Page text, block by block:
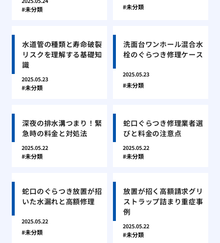
未分類 未分類
水道管の種類と寿命破裂
リスクを理解する基礎知
識
2025.05.23
未分類
洗面台ワンホール混合水
栓のぐらつき修理ケース
2025.05.23
未分類
深夜の排水溝つまり！緊
急時の料金と対処法
2025.05.22
未分類
蛇口ぐらつき修理業者選
びと料金の注意点
2025.05.22
未分類
蛇口のぐらつき放置が招
いた水漏れと高額修理
2025.05.22
未分類
放置が招く高額請求グリ
ストラップ詰まり重症事
例
2025.05.22
未分類